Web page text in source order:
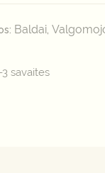
Baldai ,
savaites